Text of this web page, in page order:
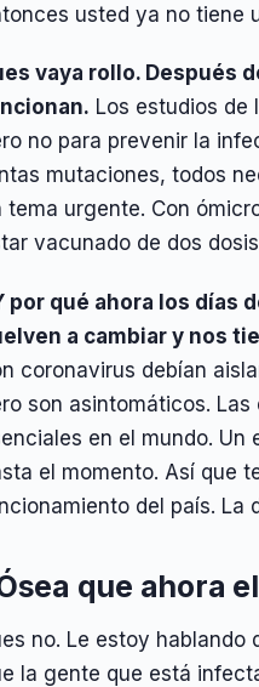
usted ya no tiene
vaya rollo. Después
Los estudios
no para prevenir la
mutaciones, todos
tema urgente. Con
vacunado de dos
por qué ahora los días
a cambiar y nos
coronavirus debían
son asintomáticos.
en el mundo. Un
el momento. Así que
del país. La
que ahora
no. Le estoy hablando
la gente que está